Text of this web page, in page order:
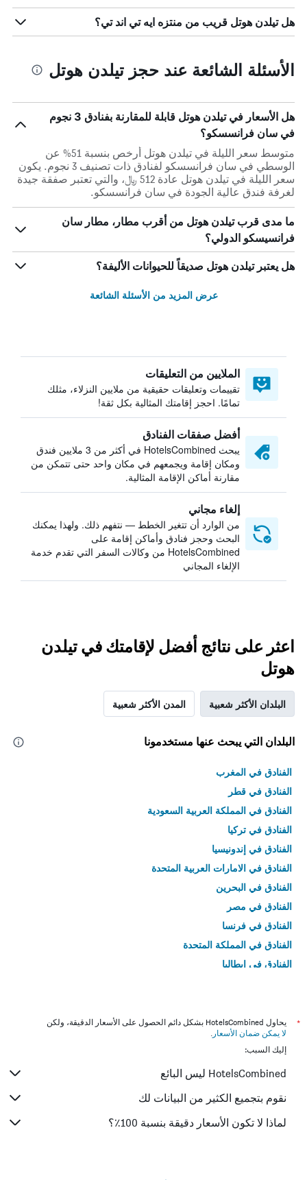
هل تيلدن هوتل قريب من منتزه ايه تي اند تي؟
الأسئلة الشائعة عند حجز تيلدن هوتل
هل الأسعار في تيلدن هوتل قابلة للمقارنة بفنادق 3 نجوم
في سان فرانسسكو؟
متوسط سعر الليلة في تيلدن هوتل أرخص بنسبة 51% عن
الوسطي في سان فرانسسكو لفنادق ذات تصنيف 3 نجوم. يكون
سعر الليلة في تيلدن هوتل عادة 512 ﷼، والتي تعتبر صفقة جيدة
لغرفة فندق عالية الجودة في سان فرانسسكو.
ما مدى قرب تيلدن هوتل من أقرب مطار، مطار سان
فرانسيسكو الدولي؟
هل يعتبر تيلدن هوتل صديقاً للحيوانات الأليفة؟
عرض المزيد من الأسئلة الشائعة
الملايين من التعليقات
تقييمات وتعليقات حقيقية من ملايين النزلاء، مثلك
تمامًا. احجز إقامتك المثالية بكل ثقة!
أفضل صفقات الفنادق
يبحث HotelsCombined في أكثر من 3 ملايين فندق
ومكان إقامة ويجمعهم في مكان واحد حتى تتمكن من
مقارنة أماكن الإقامة المثالية.
إلغاء مجاني
من الوارد أن تتغير الخطط — نتفهم ذلك. ولهذا يمكنك
البحث وحجز فنادق وأماكن إقامة على
HotelsCombined من وكالات السفر التي تقدم خدمة
الإلغاء المجاني
اعثر على نتائج أفضل لإقامتك في تيلدن
هوتل
البلدان الأكثر شعبية المدن الأكثر شعبية
البلدان التي يبحث عنها مستخدمونا
الفنادق في المغرب
الفنادق في قطر
الفنادق في المملكة العربية السعودية
الفنادق في تركيا
الفنادق في إندونيسيا
الفنادق في الامارات العربية المتحدة
الفنادق في البحرين
الفنادق في مصر
الفنادق في فرنسا
الفنادق في المملكة المتحدة
الفنادق في إيطاليا
*
يحاول HotelsCombined بشكل دائم الحصول على الأسعار الدقيقة، ولكن
لا يمكن ضمان الأسعار .
إليك السبب:
HotelsCombined ليس البائع
نقوم بتجميع الكثير من البيانات لك
لماذا لا تكون الأسعار دقيقة بنسبة 100٪؟